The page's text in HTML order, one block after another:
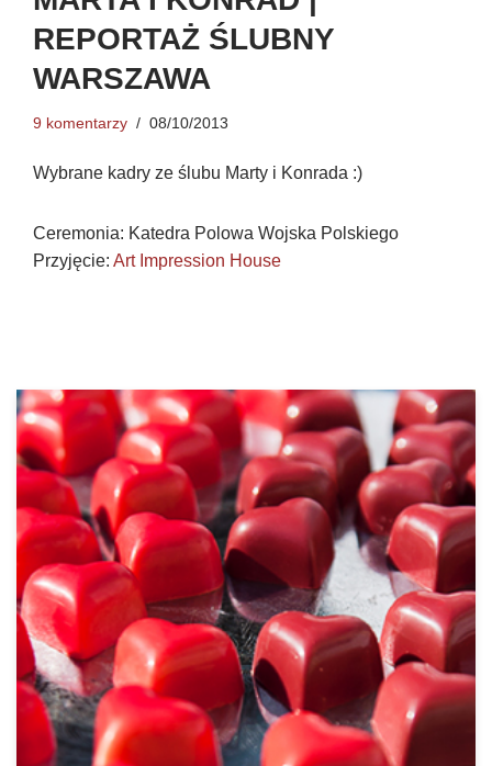
REPORTAŻ ŚLUBNY
WARSZAWA
9 komentarzy 08/10/2013
Wybrane kadry ze ślubu Marty i Konrada :)
Ceremonia: Katedra Polowa Wojska Polskiego
Przyjęcie: Art Impression House